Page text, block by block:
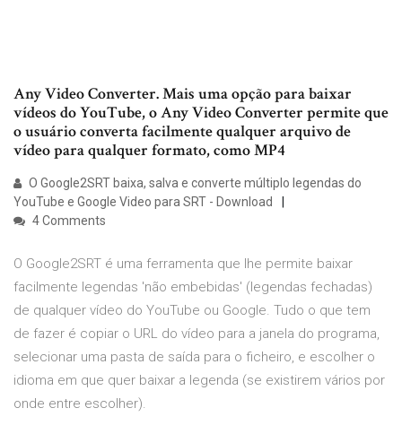
Any Video Converter. Mais uma opção para baixar
vídeos do YouTube, o Any Video Converter permite que
o usuário converta facilmente qualquer arquivo de
vídeo para qualquer formato, como MP4
O Google2SRT baixa, salva e converte múltiplo legendas do
YouTube e Google Video para SRT - Download
4 Comments
O Google2SRT é uma ferramenta que lhe permite baixar
facilmente legendas 'não embebidas' (legendas fechadas)
de qualquer vídeo do YouTube ou Google. Tudo o que tem
de fazer é copiar o URL do vídeo para a janela do programa,
selecionar uma pasta de saída para o ficheiro, e escolher o
idioma em que quer baixar a legenda (se existirem vários por
onde entre escolher).